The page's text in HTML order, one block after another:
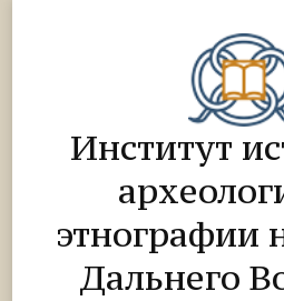
Институт
этнографии
Дальнего